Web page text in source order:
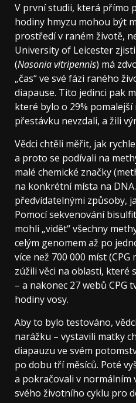
V první studii, která přímo
hodiny hmyzu mohou být
prostředí v raném životě,
University of Leicester
(Nasonia vitripennis) má
„čas“ ve své fázi raného
diapause. Tito jedinci pak
které bylo o 29%
přestávku nevzdali, a žili
Vědci chtěli měřit, jak
a proto se podívali na
malé chemické značky
na konkrétní místa na
předvídatelnými způsoby,
Pomocí sekvenování
mohli „vidět“ všechny
celým genomem až po
více než 700 000 míst
zúžili věci na oblasti, které
– a nakonec 27 webů CPG
hodiny vosy.
Aby to bylo testováno,
narážku – vystavili matky
diapauzu ve svém
po dobu tří měsíců. Poté
a pokračovali v normálním
svého životního cyklu pro